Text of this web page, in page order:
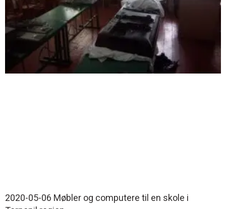
2020-05-06 Møbler og computere til en skole i